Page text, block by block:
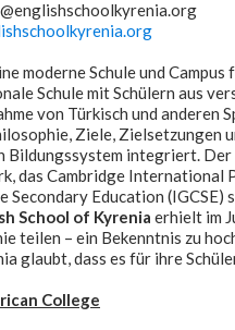
moderne Schule und Campus
Schule mit Schülern aus
von Türkisch und anderen
Ziele, Zielsetzungen
Bildungssystem integriert.
das Cambridge International
Secondary Education
School of Kyrenia erhielt im
teilen – ein Bekenntnis zu
glaubt, dass es für ihre
College